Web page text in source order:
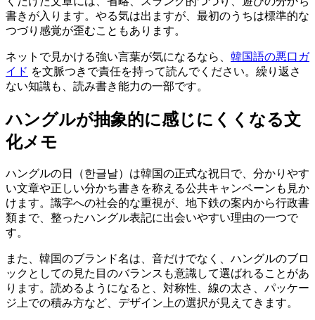
書きが入ります。やる気は出ますが、最初のうちは標準的な
つづり感覚が歪むこともあります。
ネットで見かける強い言葉が気になるなら、 韓国語の悪口ガ
イド を文脈つきで責任を持って読んでください。繰り返さ
ない知識も、読み書き能力の一部です。
ハングルが抽象的に感じにくくなる文
化メモ
ハングルの日（한글날）は韓国の正式な祝日で、分かりやす
い文章や正しい分かち書きを称える公共キャンペーンも見か
けます。識字への社会的な重視が、地下鉄の案内から行政書
類まで、整ったハングル表記に出会いやすい理由の一つで
す。
また、韓国のブランド名は、音だけでなく、ハングルのブロ
ックとしての見た目のバランスも意識して選ばれることがあ
ります。読めるようになると、対称性、線の太さ、パッケー
ジ上での積み方など、デザイン上の選択が見えてきます。